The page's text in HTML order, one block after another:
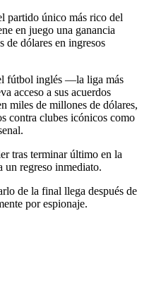
partido único más rico del
en juego una ganancia
de dólares en ingresos
fútbol inglés —la liga más
acceso a sus acuerdos
miles de millones de dólares,
contra clubes icónicos como
tras terminar último en la
un regreso inmediato.
de la final llega después de
por espionaje.